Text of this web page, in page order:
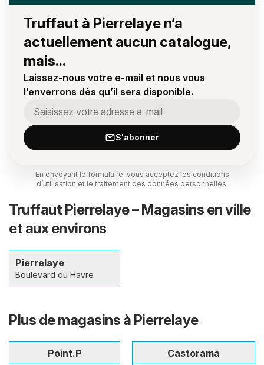
Truffaut à Pierrelaye n’a
actuellement aucun catalogue,
mais...
Laissez-nous votre e-mail et nous vous
l’enverrons dès qu’il sera disponible.
S'abonner
En envoyant le formulaire, vous acceptez les conditions
d’utilisation et le traitement des données personnelles.
Truffaut Pierrelaye – Magasins en ville
et aux environs
Pierrelaye
Boulevard du Havre
Plus de magasins à Pierrelaye
Point.P
Castorama